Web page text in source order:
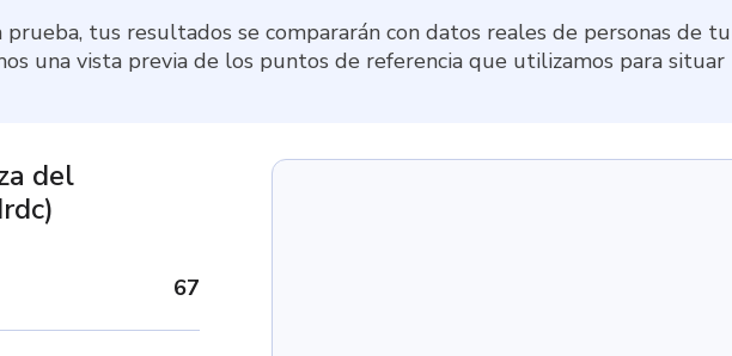
tus resultados se compararán con datos reales de personas de tu
una vista previa de los puntos de referencia que utilizamos para
del
)
67